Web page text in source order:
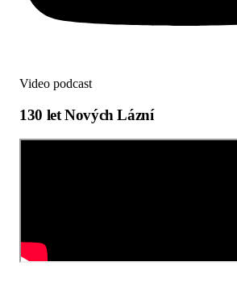
Video podcast
130 let Nových Lázní